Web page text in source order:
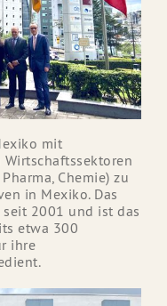
mit
Chemie) zu
in Mexiko. Das
seit 2001 und ist das
etwa 300
ihre